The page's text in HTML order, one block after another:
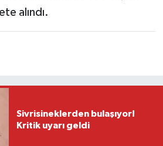
alındı.
Sivrisineklerden bulaşıyor!
Kritik uyarı geldi